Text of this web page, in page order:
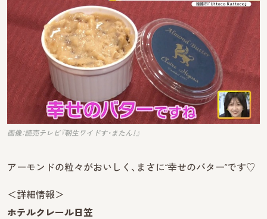
画像：読売テレビ『朝生ワイドす・またん！』
アーモンドの粒々がおいしく、まさに“幸せのバター”です♡
＜詳細情報＞
ホテルクレール日笠